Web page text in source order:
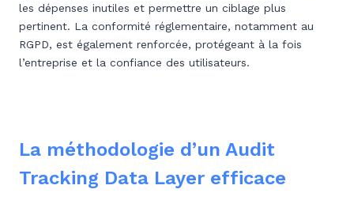
les dépenses inutiles et permettre un ciblage plus
pertinent. La conformité réglementaire, notamment au
RGPD, est également renforcée, protégeant à la fois
l’entreprise et la confiance des utilisateurs.
La méthodologie d’un Audit
Tracking Data Layer efficace